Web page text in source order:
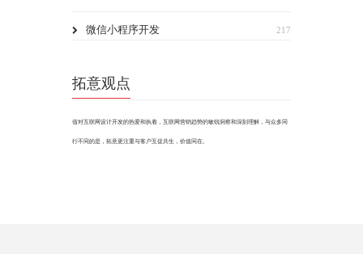
微信小程序开发 217
拓意观点
借对互联网设计开发的热爱和执着，互联网营销趋势的敏锐洞察和深刻理解，与众多同
行不同的是，拓意更注重与客户互促共生，价值同在。